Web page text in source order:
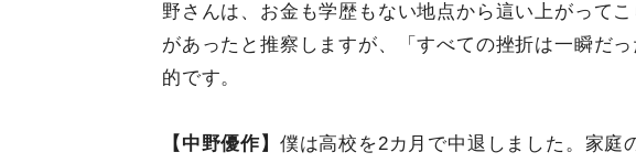
野さんは、お金も学歴もない地点から這い上がって
があったと推察しますが、「すべての挫折は一瞬だ
的です。
【中野優作】 僕は高校を2カ月で中退しました。家庭